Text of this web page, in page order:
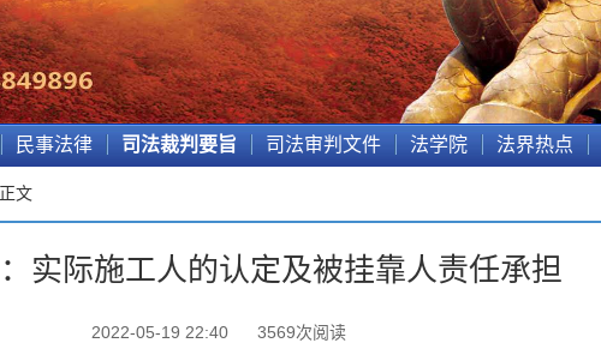
民事法律 司法裁判要旨 司法审判文件 法学院 法界热点
文
实际施工人的认定及被挂靠人责任承担
2022-05-19 22:40 3569次阅读